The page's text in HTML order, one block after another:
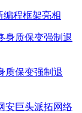
编程框架亮相
质保变强制退